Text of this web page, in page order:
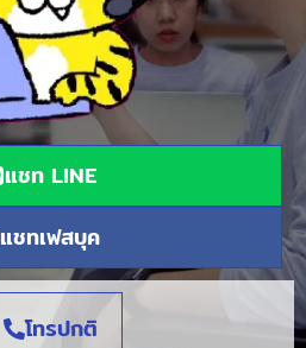
แชท LINE
แชทเฟสบุค
โทรปกติ